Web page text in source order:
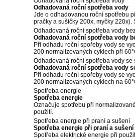
Odhadovaná roční spotřeba vody
Jde o odhadovanou roční spotřebu
pračky a sušičky 200x, myčky
Odhadovaná roční spotřeba vody
Odhadovaná roční spotřeba vody
Při odhadu roční spořeby vody se
200 normalizovaných cyklech při
Odhadovaná roční spotřeba vody se
Odhadovaná roční spotřeba vody
Při odhadu roční spořeby vody se
200 normalizovaných cyklech na
Spotřeba energie
Spotřeba energie
Označuje spotřebu při
použití.
Spotřeba energie při praní a sušení
Spotřeba energie při praní a sušení
Spotřeba elektrické energie při